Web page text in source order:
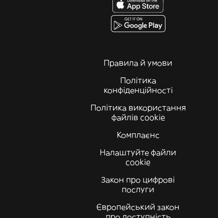
Правила й умови
Політика
конфіденційності
Політика використання
файлів cookie
Комплаєнс
Налаштуйте файли
cookie
Закон про цифрові
послуги
Європейський закон